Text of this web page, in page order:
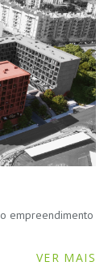
empreendimento
VER MAIS